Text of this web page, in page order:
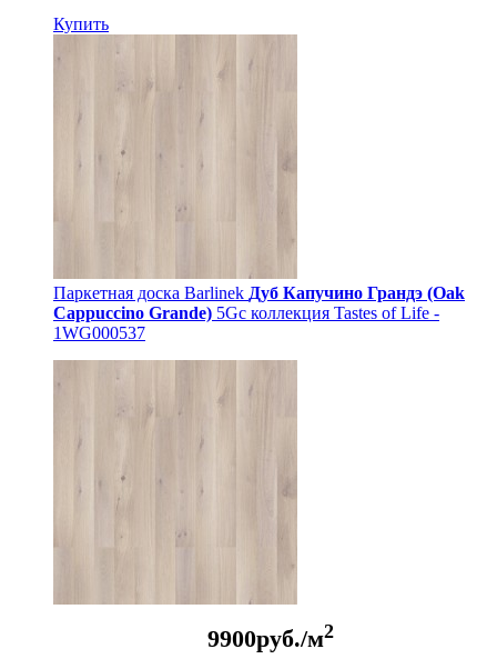
Купить
Паркетная доска Barlinek Дуб Капучино Грандэ (Oak
Cappuccino Grande) 5Gc коллекция Tastes of Life -
1WG000537
9900руб./м2